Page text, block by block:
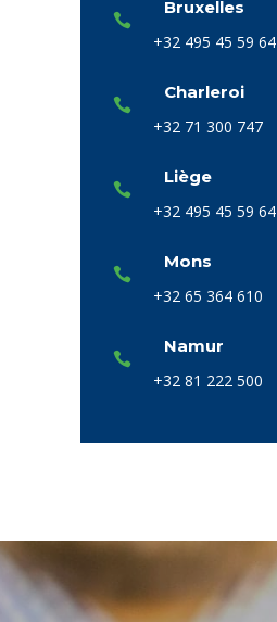
Bruxelles
+32 495 45 59 64
Charleroi
+32 71 300 747
Liège
+32 495 45 59 64
Mons
+32 65 364 610
Namur
+32 81 222 500